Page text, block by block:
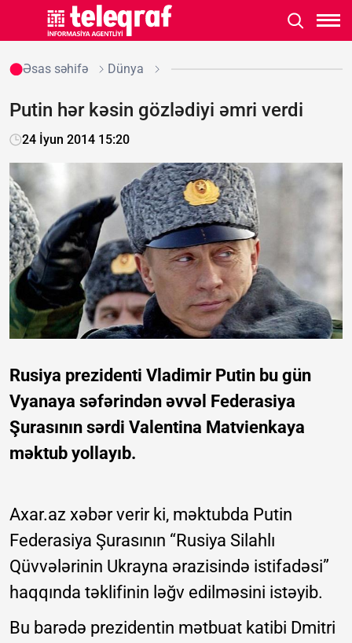
Əsas səhifə Dünya
Putin hər kəsin gözlədiyi əmri verdi
24 İyun 2014 15:20
Rusiya prezidenti Vladimir Putin bu gün
Vyanaya səfərindən əvvəl Federasiya
Şurasının sərdi Valentina Matvienkaya
məktub yollayıb.
Axar.az xəbər verir ki, məktubda Putin
Federasiya Şurasının “Rusiya Silahlı
Qüvvələrinin Ukrayna ərazisində istifadəsi”
haqqında təklifinin ləğv edilməsini istəyib.
Bu barədə prezidentin mətbuat katibi Dmitri